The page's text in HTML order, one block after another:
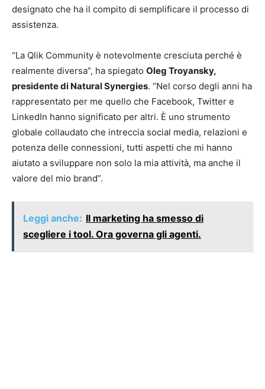
designato che ha il compito di semplificare il processo di
assistenza.
“La Qlik Community è notevolmente cresciuta perché è
realmente diversa”, ha spiegato Oleg Troyansky,
presidente di Natural Synergies. “Nel corso degli anni ha
rappresentato per me quello che Facebook, Twitter e
LinkedIn hanno significato per altri. È uno strumento
globale collaudato che intreccia social media, relazioni e
potenza delle connessioni, tutti aspetti che mi hanno
aiutato a sviluppare non solo la mia attività, ma anche il
valore del mio brand”.
Leggi anche: Il marketing ha smesso di
scegliere i tool. Ora governa gli agenti.